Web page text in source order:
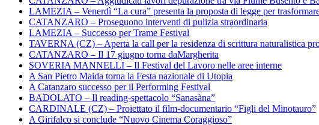
LAMEZIA – Venerdì “La cura” presenta la proposta di legge per
CATANZARO – Proseguono interventi di pulizia straordinaria
LAMEZIA – Successo per Trame Festival
TAVERNA (CZ) – Aperta la call per la residenza di scrittura naturalistica
CATANZARO – Il 17 giugno torna daMargherita
SOVERIA MANNELLI – Il Festival del Lavoro nelle aree interne
A San Pietro Maida torna la Festa nazionale di Utopia
A Catanzaro successo per il Performing Festival
BADOLATO – Il reading-spettacolo “Sanasàna”
CARDINALE (CZ) – Proiettato il film-documentario “Figli del Minotauro”
A Girifalco si conclude “Nuovo Cinema Coraggioso”